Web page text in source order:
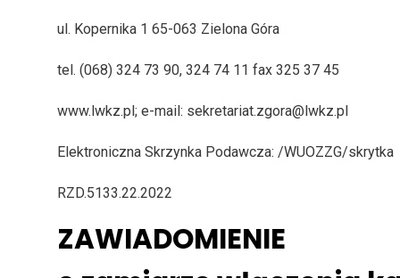
ul. Kopernika 1 65-063 Zielona Góra
tel. (068) 324 73 90, 324 74 11 fax 325 37 45
www.lwkz.pl ; e-mail: sekretariat.zgora@lwkz.pl
Elektroniczna Skrzynka Podawcza: /WUOZZG/skrytka
RZD.5133.22.2022
ZAWIADOMIENIE